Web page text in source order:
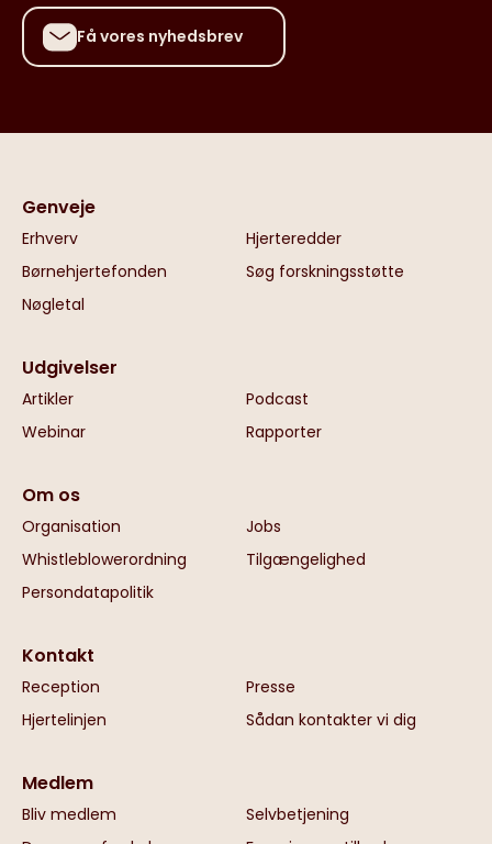
Få vores nyhedsbrev
Genveje
Erhverv
Hjerteredder
Børnehjertefonden
Søg forskningsstøtte
Nøgletal
Udgivelser
Artikler
Podcast
Webinar
Rapporter
Om os
Organisation
Jobs
Whistleblowerordning
Tilgængelighed
Persondatapolitik
Kontakt
Reception
Presse
Hjertelinjen
Sådan kontakter vi dig
Medlem
Bliv medlem
Selvbetjening